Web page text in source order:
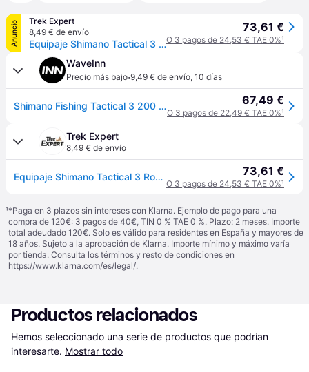
Anuncio
Trek Expert
8,49 € de envío
Equipaje Shimano Tactical 3 Rod 12ft Holdall & Aero Qvr - Vert
73,61 €
O 3 pagos de 24,53 € TAE 0%¹
WaveInn
Precio más bajo·9,49 € de envío, 10 días
Shimano Fishing Tactical 3 200 Cm Rod Holdall Marrón 67,49 €
O 3 pagos de 22,49 € TAE 0%¹
Trek Expert
8,49 € de envío
Equipaje Shimano Tactical 3 Rod 12ft Holdall & Aero Qvr - Vert 73,61 €
O 3 pagos de 24,53 € TAE 0%¹
¹*Paga en 3 plazos sin intereses con Klarna. Ejemplo de pago para una
compra de 120€: 3 pagos de 40€, TIN 0 % TAE 0 %. Plazo: 2 meses. Importe
total adeudado 120€. Solo es válido para residentes en España y mayores de
18 años. Sujeto a la aprobación de Klarna. Importe mínimo y máximo varía
por tienda. Consulta los términos y resto de condiciones en
https://www.klarna.com/es/legal/.
Productos relacionados
Hemos seleccionado una serie de productos que podrían
interesarte. Mostrar todo